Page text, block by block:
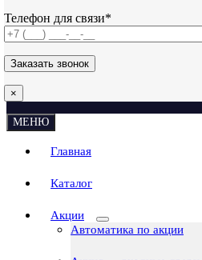
Телефон для связи*
×
МЕНЮ
Главная
Каталог
Акции
Автоматика по акции